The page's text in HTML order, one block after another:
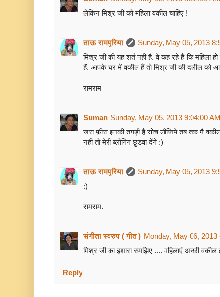
लेकिन मिश्र जी को महिला वकील चाहिए !
ताऊ रामपुरिया
Sunday, May 05, 2013
मिश्र जी की यह शर्त नही है. वे कह रहे हैं कि महिला हो
हैं. आपके घर में वकील हैं तो मिश्र जी की दलील को
रामराम
Suman Sunday, May 05, 2013 9:04:00 AM
जरा फ़ीस इनकी तगड़ी है सोच लीजिये तब तक मै
नहीं तो मेरी ब्लोगिंग छुडवा देंगे :)
ताऊ रामपुरिया
Sunday, May 05, 2013
:)
रामराम.
संगीता स्वरुप ( गीत ) Monday, May 06, 2013
मिश्र जी का इशारा समझिए .... महिलाएं अच्छी वकील
Reply